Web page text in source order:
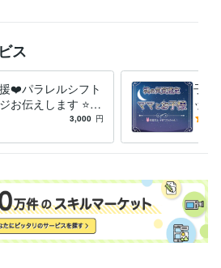
を
ス
❤️パラレルシフト
お伝えします ⭐️タ
ラクルカード⭐️子
3,000 円
子育
ット
子の